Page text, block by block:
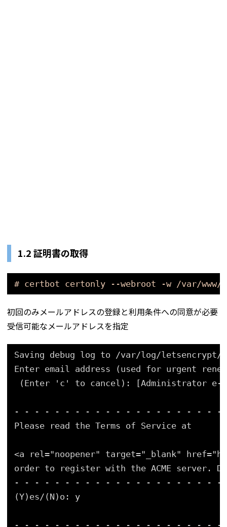
1.2 証明書の取得
# certbot certonly --webroot -w /var/www/
初回のみメールアドレスの登録と利用条件への同意が必要
受信可能なメールアドレスを指定
Saving debug log to /var/log/letsencrypt/
Enter email address (used for urgent
(Enter 'c' to cancel): [Administrator e-
- - - - - - - - - - - - - - - - - - - -
Please read the Terms of Service at
<a rel="noopener" target="_blank"
order to register with the ACME server.
- - - - - - - - - - - - - - - - - - - -
(Y)es/(N)o: y